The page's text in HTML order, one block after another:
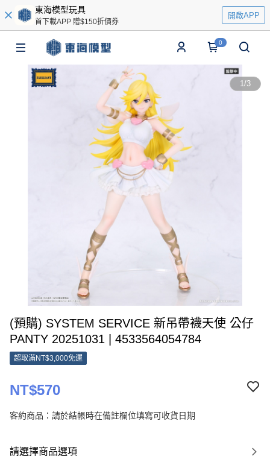
東海模型玩具
首下載APP 贈$150折價券
開啟APP
0
1/3
(預購) SYSTEM SERVICE 新吊帶襪天使 公仔
PANTY 20251031 | 4533564054784
超取滿NT$3,000免運
NT$570
客約商品：請於結帳時在備註欄位填寫可收貨日期
請選擇商品選項